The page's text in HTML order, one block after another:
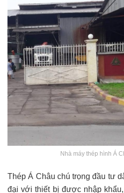
Nhà máy thép hình Á
Thép Á Châu chú trọng đầu tư
đại với thiết bị được nhập